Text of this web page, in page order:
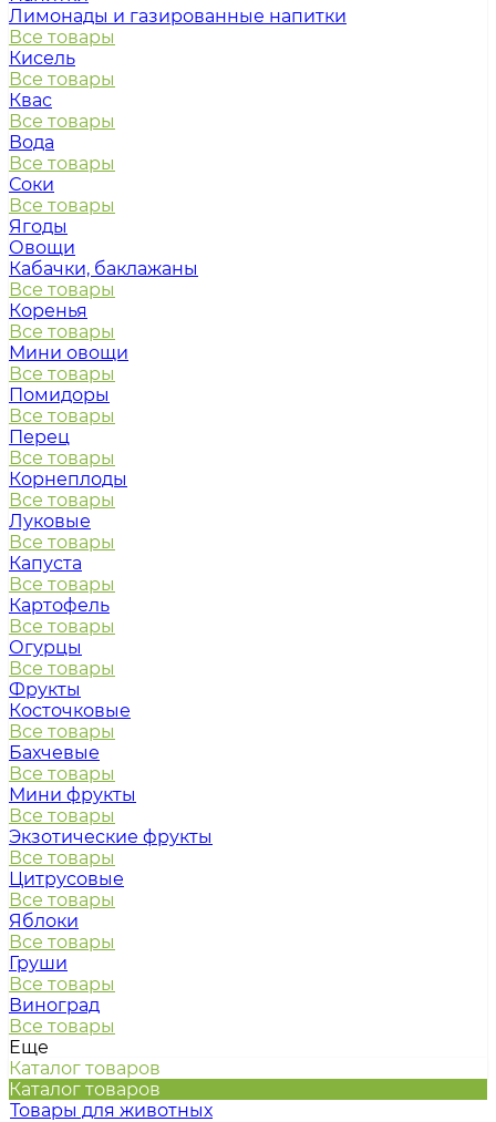
Лимонады и газированные напитки
Все товары
Кисель
Все товары
Квас
Все товары
Вода
Все товары
Соки
Все товары
Ягоды
Овощи
Кабачки, баклажаны
Все товары
Коренья
Все товары
Мини овощи
Все товары
Помидоры
Все товары
Перец
Все товары
Корнеплоды
Все товары
Луковые
Все товары
Капуста
Все товары
Картофель
Все товары
Огурцы
Все товары
Фрукты
Косточковые
Все товары
Бахчевые
Все товары
Мини фрукты
Все товары
Экзотические фрукты
Все товары
Цитрусовые
Все товары
Яблоки
Все товары
Груши
Все товары
Виноград
Все товары
Еще
Каталог товаров
Каталог товаров
Товары для животных